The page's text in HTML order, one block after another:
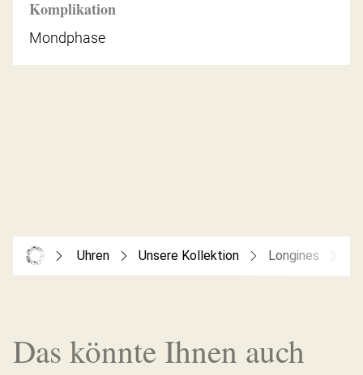
Komplikation
Mondphase
Uhren Unsere Kollektion Longines
Das könnte Ihnen auch